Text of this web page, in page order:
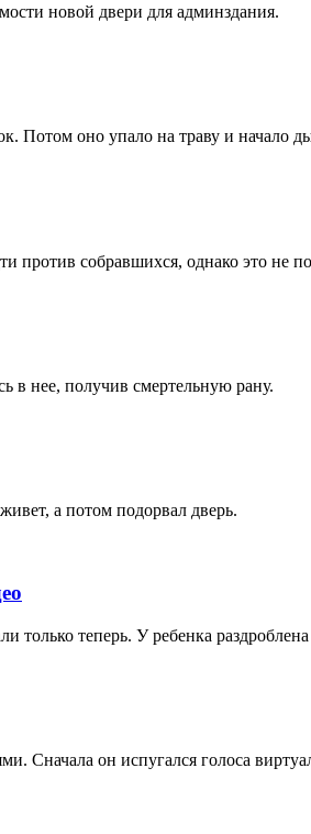
новой двери для админздания.
Потом оно упало на траву и начало
собравшихся, однако это не
в нее, получив смертельную рану.
а потом подорвал дверь.
теперь. У ребенка раздроблена
Сначала он испугался голоса